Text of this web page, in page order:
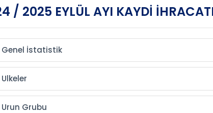
/ 2025 EYLÜL AYI KAYDİ
Genel İstatistik
Ulkeler
Urun Grubu